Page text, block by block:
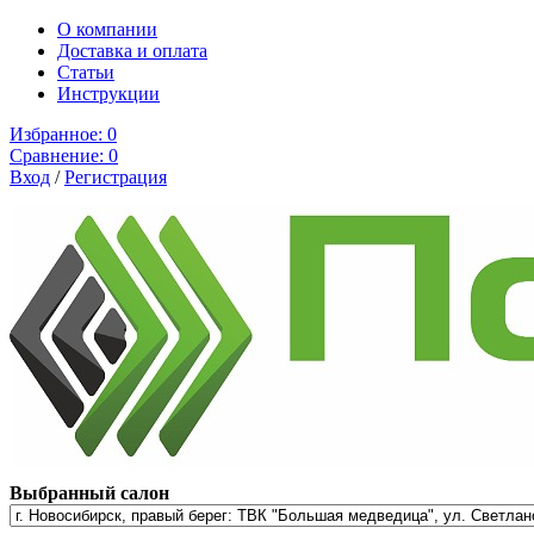
О компании
Доставка и оплата
Cтатьи
Инструкции
Избранное: 0
Сравнение: 0
Вход /Регистрация
Выбранный салон